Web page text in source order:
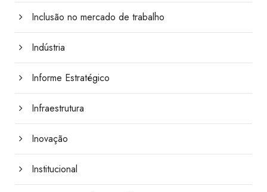
Inclusão no mercado de trabalho
Indústria
Informe Estratégico
Infraestrutura
Inovação
Institucional